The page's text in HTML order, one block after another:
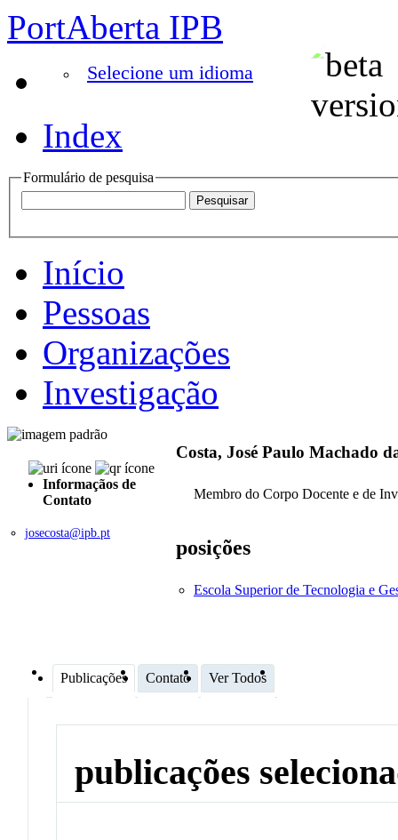
PortAberta IPB
Selecione um idioma
Index
Formulário de pesquisa
Início
Pessoas
Organizações
Investigação
Informaçãos de
Contato
josecosta@ipb.pt
Costa, José Paulo Machado
Membro do Corpo Docente e de
posições
Escola Superior de Tecnologia e
Publicações Contato Ver Todos
publicações